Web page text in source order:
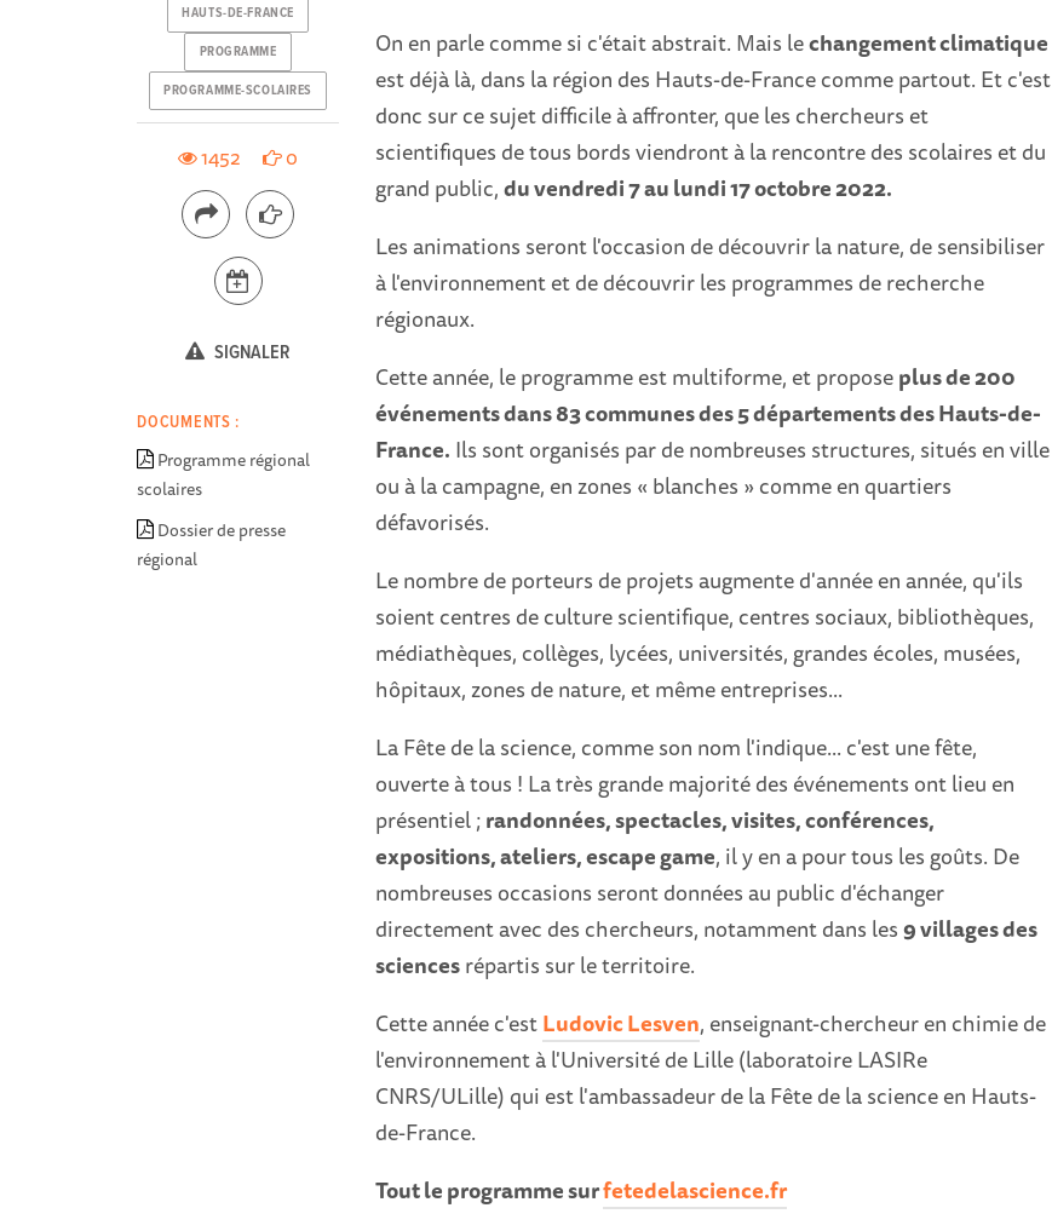
On en parle comme si c'était abstrait. Mais lechangement climatique
est déjà là, dans la région des Hauts-de-France comme partout. Et c'est
donc sur ce sujet difficile à affronter, que les chercheurs et
scientifiques de tous bords viendront à la rencontre des scolaires et du
grand public,du vendredi 7 au lundi 17 octobre 2022.
Les animations seront l'occasion de découvrir la nature, de sensibiliser
à l'environnement et de découvrir les programmes de recherche
régionaux.
Cette année, le programme est multiforme, et proposeplus de 200
événements dans 83 communes des 5 départements des Hauts-de-
France. Ils sont organisés par de nombreuses structures, situés en ville
ou à la campagne, en zones « blanches » comme en quartiers
défavorisés.
Le nombre de porteurs de projets augmente d'année en année, qu'ils
soient centres de culture scientifique, centres sociaux, bibliothèques,
médiathèques, collèges, lycées, universités, grandes écoles, musées,
hôpitaux, zones de nature, et même entreprises...
La Fête de la science, comme son nom l'indique... c'est une fête,
ouverte à tous ! La très grande majorité des événements ont lieu en
présentiel ;randonnées, spectacles, visites, conférences,
expositions, ateliers, escape game, il y en a pour tous les goûts. De
nombreuses occasions seront données au public d'échanger
directement avec des chercheurs, notamment dans les9 villages des
sciencesrépartis sur le territoire.
Cette année c'estLudovic Lesven, enseignant-chercheur en chimie de
l'environnement à l'Université de Lille (laboratoire LASIRe
CNRS/ULille) qui est l'ambassadeur de la Fête de la science en Hauts-
de-France.
Tout le programme surfetedelascience.fr
HAUTS-DE-FRANCE
PROGRAMME
PROGRAMME-SCOLAIRES
1452 0
SIGNALER
DOCUMENTS :
Programme régional
scolaires
Dossier de presse
régional